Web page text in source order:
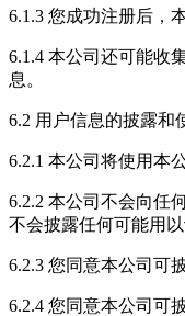
6.1.3 您成功注册后，
6.1.4 本公司还可能收
息。
6.2 用户信息的披露和
6.2.1 本公司将使用本
6.2.2 本公司不会向任
不会披露任何可能用
6.2.3 您同意本公司可
6.2.4 您同意本公司可